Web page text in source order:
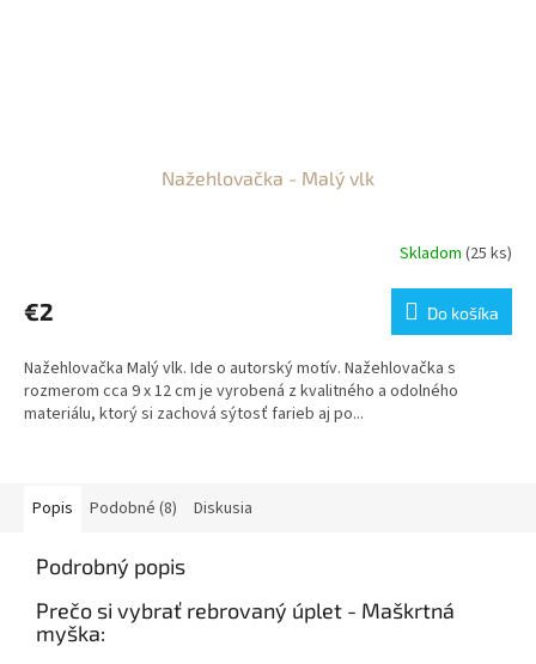
Nažehlovačka - Malý vlk
Skladom (25 ks)
€2 Do košíka
Nažehlovačka Malý vlk. Ide o autorský motív. Nažehlovačka s
rozmerom cca 9 x 12 cm je vyrobená z kvalitného a odolného
materiálu, ktorý si zachová sýtosť farieb aj po...
Popis Podobné (8) Diskusia
Podrobný popis
Prečo si vybrať rebrovaný úplet - Maškrtná
myška: